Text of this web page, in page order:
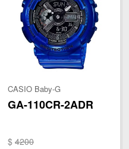
CASIO Baby-G
GA-110CR-2ADR
$ 4200